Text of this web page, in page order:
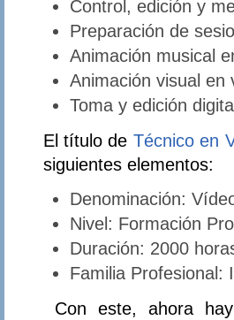
Control, edición y
Preparación de
Animación musical
Animación visual en
Toma y edición
El título de Técnico en
siguientes elementos:
Denominación:
Nivel: Formación
Duración: 2000
Familia Profesional:
Con este, ahora